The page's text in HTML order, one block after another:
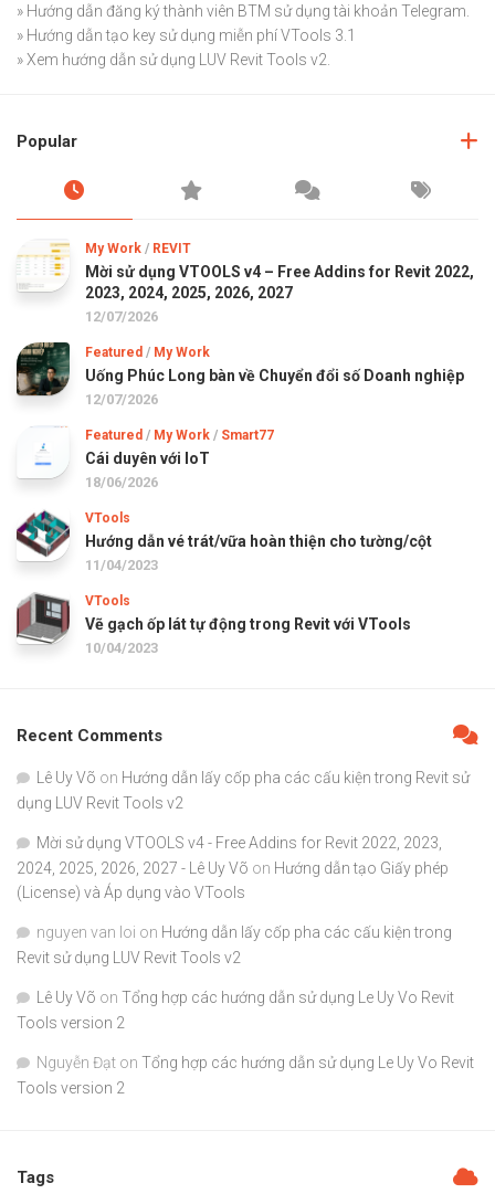
» Hướng dẫn đăng ký thành viên BTM sử dụng tài khoản Telegram.
» Hướng dẫn tạo key sử dụng miễn phí VTools 3.1
»Xem hướng dẫn sử dụng LUV Revit Tools v2.
Popular
My Work / REVIT
Mời sử dụng VTOOLS v4 – Free Addins for Revit 2022,
2023, 2024, 2025, 2026, 2027
12/07/2026
Featured / My Work
Uống Phúc Long bàn về Chuyển đổi số Doanh nghiệp
12/07/2026
Featured / My Work / Smart77
Cái duyên với IoT
18/06/2026
VTools
Hướng dẫn vé trát/vữa hoàn thiện cho tường/cột
11/04/2023
VTools
Vẽ gạch ốp lát tự động trong Revit với VTools
10/04/2023
Recent Comments
Lê Uy Võ on Hướng dẫn lấy cốp pha các cấu kiện trong Revit sử
dụng LUV Revit Tools v2
Mời sử dụng VTOOLS v4 - Free Addins for Revit 2022, 2023,
2024, 2025, 2026, 2027 - Lê Uy Võ on Hướng dẫn tạo Giấy phép
(License) và Áp dụng vào VTools
nguyen van loi on Hướng dẫn lấy cốp pha các cấu kiện trong
Revit sử dụng LUV Revit Tools v2
Lê Uy Võ on Tổng hợp các hướng dẫn sử dụng Le Uy Vo Revit
Tools version 2
Nguyễn Đạt on Tổng hợp các hướng dẫn sử dụng Le Uy Vo Revit
Tools version 2
Tags